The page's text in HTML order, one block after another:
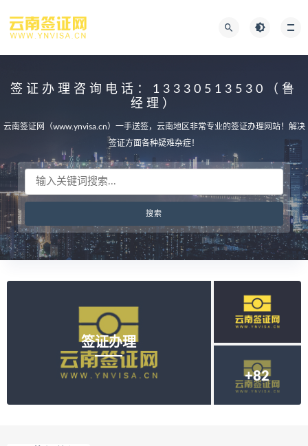
签证办理咨询电话：13330513530（鲁
经理）
云南签证网（www.ynvisa.cn）一手送签，云南地区非常专业的签证办理网站！解决
签证方面各种疑难杂症！
签证办理
+82